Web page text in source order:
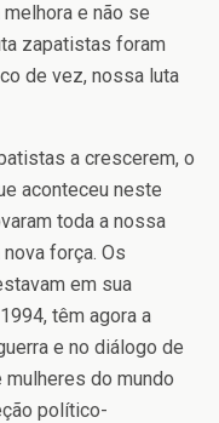
e não se
zapatistas foram
de vez, nossa luta
a crescerem, o
aconteceu neste
toda a nossa
força. Os
em sua
têm agora a
e no diálogo de
do mundo
político-